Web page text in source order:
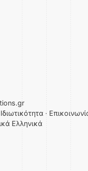
Ιδιωτικότητα ·
Ελληνικά